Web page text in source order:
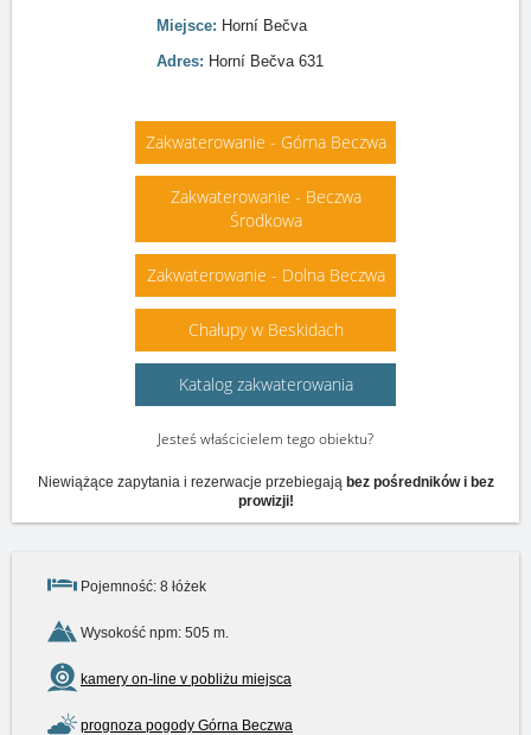
Miejsce: Horní Bečva
Adres: Horní Bečva 631
Zakwaterowanie - Górna Beczwa
Zakwaterowanie - Beczwa
Środkowa
Zakwaterowanie - Dolna Beczwa
Chałupy w Beskidach
Katalog zakwaterowania
Jesteś właścicielem tego obiektu?
Niewiążące zapytania i rezerwacje przebiegają bez pośredników i bez
prowizji!
Pojemność: 8 łóżek
Wysokość npm: 505 m.
kamery on-line v pobliżu miejsca
prognoza pogody Górna Beczwa